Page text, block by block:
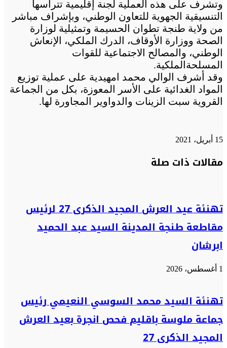
وتشرف على هذه العملية لجنة إقليمية تترأسها
التنسيقية الجهوية للتعاون الوطني، وبإشراف مباشر
من ولاية طنجة تطوان الحسيمة وتمثيلية لوزارة
الصحة ووزارة الأوقاف، الدرك الملكي، الإنعاش
الوطني، والمصالح الاجتماعية للقوات
المسلحةالملكية.
وقد أشرف الوالي محمد امهيدية على عملية توزيع
المواد الغدائية على الأسر المعوزة، بكل من الجماعة
القروية سبت الزينات والدواوير المجاورة لها.
15 أبريل، 2021
عبر
البريد
مقالات ذات صلة
تهنئة عيد العرش المجيد الذكرى 27 لرئيس
مقاطعة طنجة المدينة السيد عبد الحميد
ابرشان
1 أغسطس، 2026
تهنئة السيد محمد السوسي النعيمي رئيس
جماعة ملوسة باقليم فحص انجرة بعيد العرش
المجيد الذكرى 27